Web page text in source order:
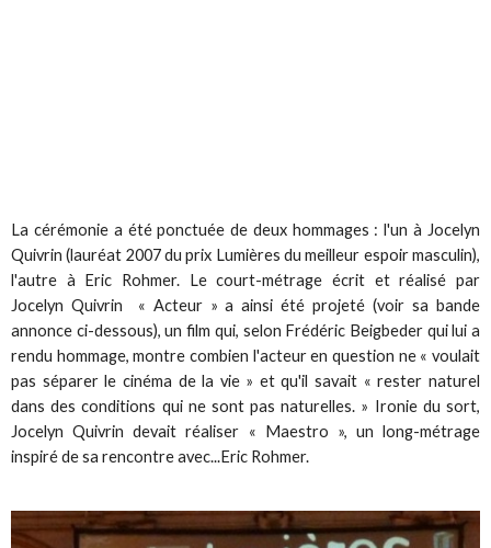
La cérémonie a été ponctuée de deux hommages : l'un à Jocelyn
Quivrin (lauréat 2007 du prix Lumières du meilleur espoir masculin),
l'autre à Eric Rohmer. Le court-métrage écrit et réalisé par
Jocelyn Quivrin « Acteur » a ainsi été projeté (voir sa bande
annonce ci-dessous), un film qui, selon Frédéric Beigbeder qui lui a
rendu hommage, montre combien l'acteur en question ne « voulait
pas séparer le cinéma de la vie » et qu'il savait « rester naturel
dans des conditions qui ne sont pas naturelles. » Ironie du sort,
Jocelyn Quivrin devait réaliser « Maestro », un long-métrage
inspiré de sa rencontre avec...Eric Rohmer.